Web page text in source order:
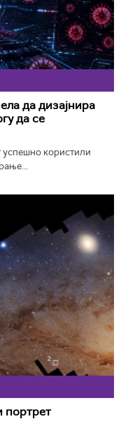
да дизајнира
да се
користили
портрет